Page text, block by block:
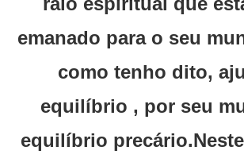
emanado para o seu
como tenho dito,
equilíbrio , por seu
equilíbrio